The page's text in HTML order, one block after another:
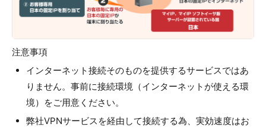
注意事項
インターネット接続そのものを提供するサービスではあ
りません。事前に接続環境（インターネットが使える環
境）をご用意ください。
弊社VPNサービスを経由して接続する為、実効速度はお